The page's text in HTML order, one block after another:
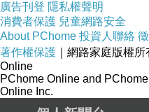
廣告刊登 隱私權聲明
消費者保護 兒童網路安全
About PChome 投資人聯絡
著作權保護 ｜網路家庭版權
Online
PChome Online and
Online Inc.